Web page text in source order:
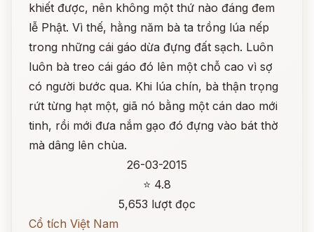
khiết được, nên không một thứ nào đáng đem
lễ Phật. Vì thế, hằng năm bà ta trồng lúa nếp
trong những cái gáo dừa đựng đất sạch. Luôn
luôn bà treo cái gáo đó lên một chỗ cao vì sợ
có người bước qua. Khi lúa chín, bà thận trọng
rứt từng hạt một, giã nó bằng một cán dao mới
tinh, rồi mới đưa nắm gạo đó đựng vào bát thờ
mà dâng lên chùa.
26-03-2015
⭐ 4.8
5,653 lượt đọc
Cổ tích Việt Nam